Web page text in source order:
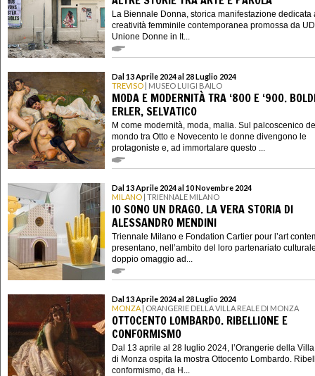
La Biennale Donna, storica manifestazione dedicata
creatività femminile contemporanea promossa da
Unione Donne in It...
Dal 13 Aprile 2024 al 28 Luglio 2024
TREVISO | MUSEO LUIGI BAILO
MODA E MODERNITÀ TRA ‘800 E ‘900.
ERLER, SELVATICO
M come modernità, moda, malia. Sul palcoscenico
mondo tra Otto e Novecento le donne divengono le
protagoniste e, ad immortalare questo ...
Dal 13 Aprile 2024 al 10 Novembre 2024
MILANO | TRIENNALE MILANO
IO SONO UN DRAGO. LA VERA STORIA DI
ALESSANDRO MENDINI
Triennale Milano e Fondation Cartier pour l’art
presentano, nell’ambito del loro partenariato
doppio omaggio ad...
Dal 13 Aprile 2024 al 28 Luglio 2024
MONZA | ORANGERIE DELLA VILLA REALE DI MONZA
OTTOCENTO LOMBARDO. RIBELLIONE E
CONFORMISMO
Dal 13 aprile al 28 luglio 2024, l’Orangerie della
di Monza ospita la mostra Ottocento Lombardo.
conformismo, da H...